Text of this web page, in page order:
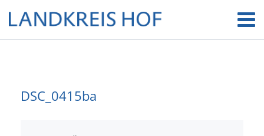
DSC_0415ba